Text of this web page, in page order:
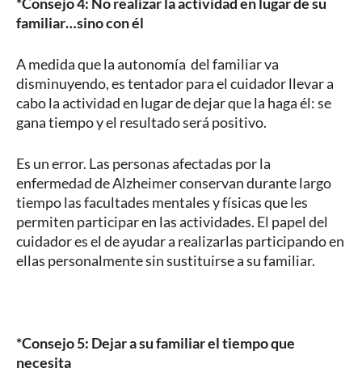
familiar…sino con él
A medida que la autonomía del familiar va
disminuyendo, es tentador para el cuidador llevar a
cabo la actividad en lugar de dejar que la haga él: se
gana tiempo y el resultado será positivo.
Es un error. Las personas afectadas por la
enfermedad de Alzheimer conservan durante largo
tiempo las facultades mentales y físicas que les
permiten participar en las actividades. El papel del
cuidador es el de ayudar a realizarlas participando en
ellas personalmente sin sustituirse a su familiar.
*Consejo 5: Dejar a su familiar el tiempo que
necesita